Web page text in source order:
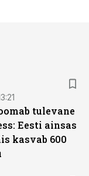
tulevane
Eesti ainsas
kasvab 600